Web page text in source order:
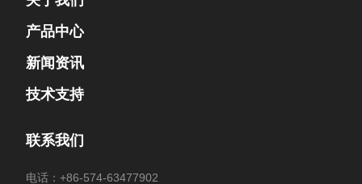
产品中心
新闻资讯
技术支持
联系我们
电话：+86-574-63477902